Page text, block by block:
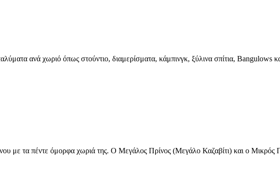
ανά χωριό όπως στούντιο, διαμερίσματα, κάμπινγκ, ξύλινα σπίτια, Bangulows
με τα πέντε όμορφα χωριά της. Ο Μεγάλος Πρίνος (Μεγάλο Καζαβίτι) και ο